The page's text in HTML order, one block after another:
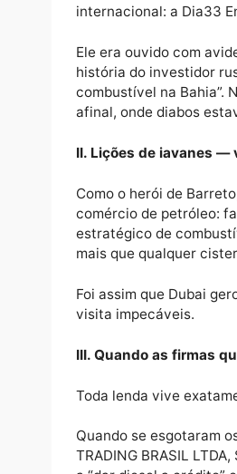
I. “O expert que
Igor Solgaev
prontas para contar.
passou a se
história do
combustível na
afinal, onde diabos
II. Lições de
Como o herói de
comércio de
mais que qualquer
Foi assim que Dubai
visita impecáveis.